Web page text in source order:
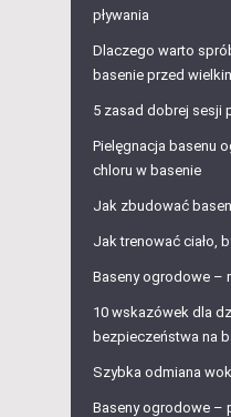
pływania
Dlaczego warto
basenie przed
5 zasad dobrej sesji
Pielęgnacja basenu
chloru w basenie
Jak zbudować
Jak trenować ciało,
Baseny ogrodowe –
10 wskazówek dla
bezpieczeństwa na
Szybka odmiana
Baseny ogrodowe –